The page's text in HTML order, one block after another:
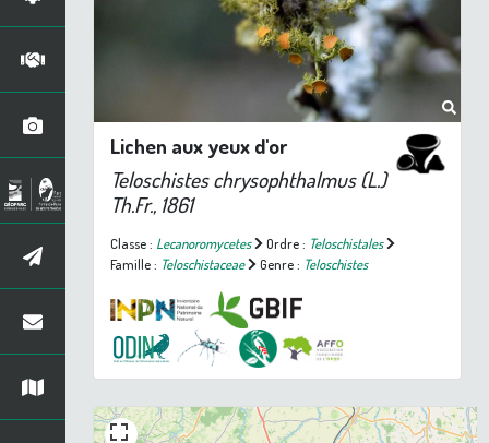
Lichen aux yeux d'or
Teloschistes chrysophthalmus(L.)
Th.Fr., 1861
Classe : Lecanoromycetes Ordre : Teloschistales
Famille : Teloschistaceae Genre : Teloschistes